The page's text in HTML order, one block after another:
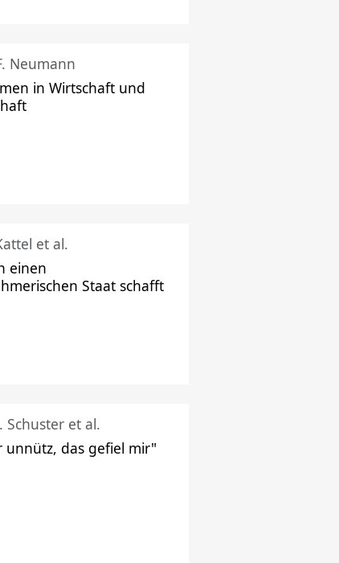
Neumann
in Wirtschaft und
et al.
einen
Staat schafft
Schuster et al.
unnütz, das gefiel mir"